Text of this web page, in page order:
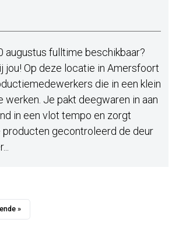
augustus fulltime beschikbaar?
jou! Op deze locatie in Amersfoort
die in een klein
werken. Je pakt deegwaren in aan
in een vlot tempo en zorgt
producten gecontroleerd de deur
»